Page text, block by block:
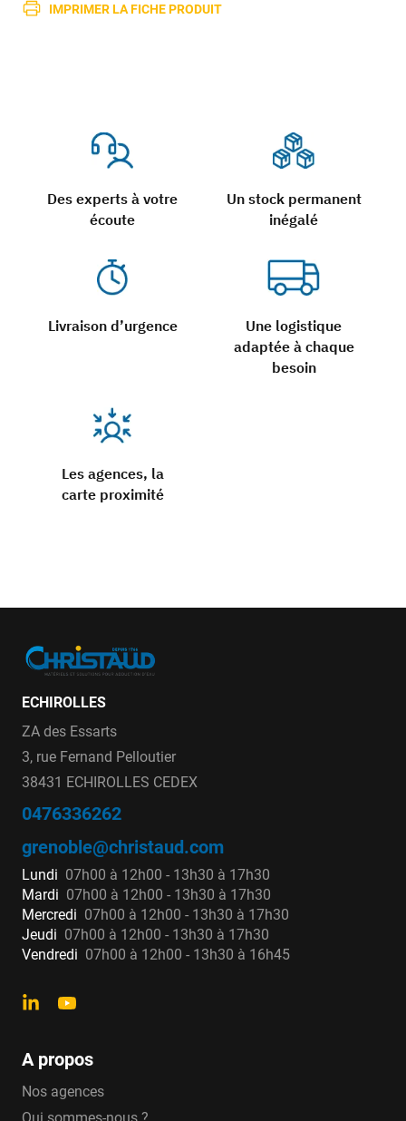
IMPRIMER LA FICHE PRODUIT
Des experts à votre
écoute
Un stock permanent
inégalé
Livraison d’urgence
Une logistique
adaptée à chaque
besoin
Les agences, la
carte proximité
ECHIROLLES
ZA des Essarts
3, rue Fernand Pelloutier
38431 ECHIROLLES CEDEX
0476336262
grenoble@christaud.com
Lundi 07h00 à 12h00 - 13h30 à 17h30
Mardi 07h00 à 12h00 - 13h30 à 17h30
Mercredi 07h00 à 12h00 - 13h30 à 17h30
Jeudi 07h00 à 12h00 - 13h30 à 17h30
Vendredi 07h00 à 12h00 - 13h30 à 16h45
A propos
Nos agences